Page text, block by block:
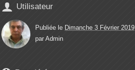
 Utilisateur
Publiée le Dimanche 3 Février 2019
par Admin